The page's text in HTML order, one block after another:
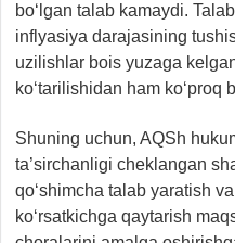
bo‘lgan talab kamaydi.
inflyasiya darajasining
uzilishlar bois yuzaga
ko‘tarilishidan ham ko‘proq
Shuning uchun, AQSh
ta’sirchanligi cheklangan
qo‘shimcha talab yaratish
ko‘rsatkichga qaytarish